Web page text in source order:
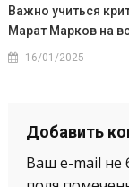
Важно учиться
Марат Марков на
16/01/2025
Добавить
Ваш e-mail не